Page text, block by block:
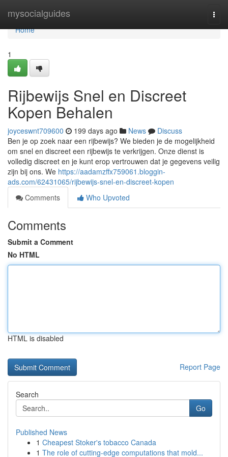
mysocialguides
Home
Home
1
Rijbewijs Snel en Discreet
Kopen Behalen
joyceswnt709600 199 days ago News
Discuss
Ben je op zoek naar een rijbewijs? We bieden je de mogelijkheid
om snel en discreet een rijbewijs te verkrijgen. Onze dienst is
volledig discreet en je kunt erop vertrouwen dat je gegevens veilig
zijn bij ons. We https://aadamzffx759061.bloggin-
ads.com/62431065/rijbewijs-snel-en-discreet-kopen
Comments
Who Upvoted
Comments
Submit a Comment
No HTML
HTML is disabled
Report Page
Search
Go
Published News
1 Cheapest Stoker's tobacco Canada
1 The role of cutting-edge computations that mold...